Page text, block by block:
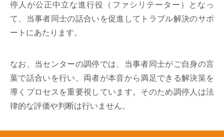
停人が公正中立な進行役（ファシリテーター）となっ
て、当事者同士の話合いを促進してトラブル解決のサポ
ートにあたります。
なお、当センターの調停では、当事者同士がご自身の言
葉で話合いを行い、両者が本音から満足できる解決策を
導くプロセスを重要視しています。そのため調停人は法
律的な評価や判断は行いません。